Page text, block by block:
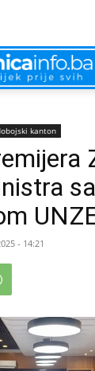
kanton
sa
- 14:21